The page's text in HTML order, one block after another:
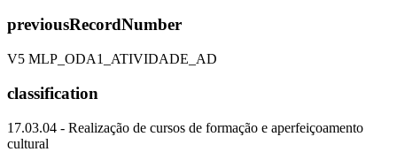
previousRecordNumber
V5 MLP_ODA1_ATIVIDADE_AD
classification
17.03.04 - Realização de cursos de formação e aperfeiçoamento
cultural